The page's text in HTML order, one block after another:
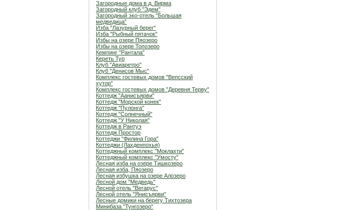
Загородные дома в д. Вирма
Загородный клуб "Эдем"
Загородный эко-отель "Большая
медведица"
Изба "Лазурный берег"
Изба "Рыбный пятачок"
Избы на озере Пяозеро
Избы на озере Топозеро
Кемпинг "Рантала"
Кереть Тур
Клуб "Авиаретро"
Клуб "Денисов Мыс"
Комплекс гостевых домов "Вепсский
хутор"
Комплекс гостевых домов "Деревня Терву"
Коттедж "Аанисъярви"
Коттедж "Морской конек"
Коттедж "Пулонга"
Коттедж "Солнечный"
Коттедж "У Николая"
Коттедж в Рантуэ
Коттедж Простор
Коттеджи "Филина Гора"
Коттеджи (Лахденпохья)
Коттеджный комплекс "Мoклахти"
Коттеджный комплекс "Умосту"
Лесная изба на озере Тишкозеро
Лесная изба, Пяозеро
Лесная избушка на озере Алозеро
Лесной дом "Медведь"
Лесной отель "Вегарус"
Лесной отель "Янисъярви"
Лесные домики на берегу Тихтозера
Минибаза "Тунгозеро"